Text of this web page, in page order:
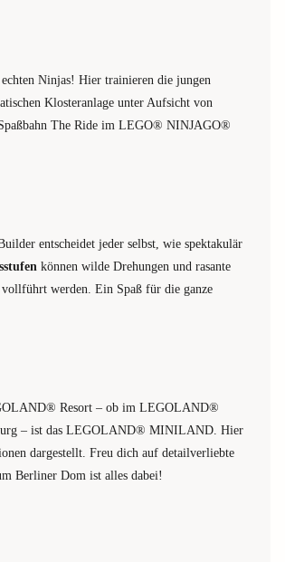
Ninjas! Hier trainieren die jungen
Klosteranlage unter Aufsicht von
The Ride im LEGO® NINJAGO®
entscheidet jeder selbst, wie spektakulär
können wilde Drehungen und rasante
werden. Ein Spaß für die ganze
Resort – ob im LEGOLAND®
– ist das LEGOLAND® MINILAND. Hier
dargestellt. Freu dich auf detailverliebte
Berliner Dom ist alles dabei!